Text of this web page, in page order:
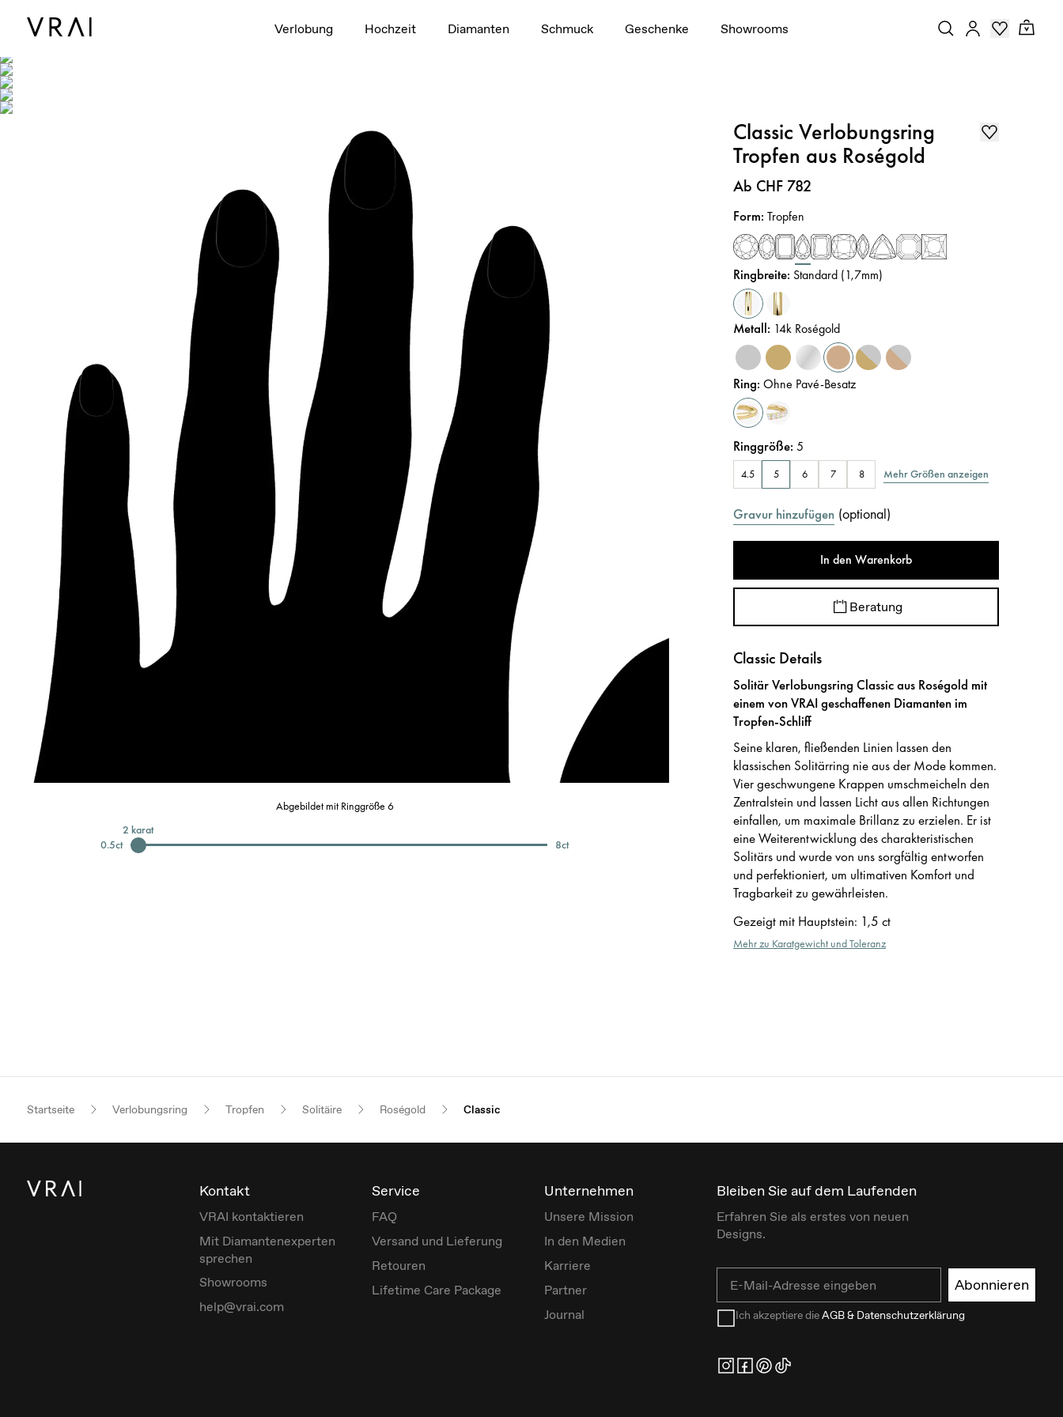
Verlobung Hochzeit Diamanten Schmuck Geschenke Showrooms
Abgebildet mit Ringgröße 6
0.5ct
2 karat
8ct
Classic Verlobungsring
Tropfen aus Roségold
Preis:
Ab CHF 782
Form:Tropfen
Ringbreite: Standard (1,7mm)
Metall: 14k Roségold
Ring:Ohne Pavé-Besatz
Ringgröße:5
4.5 5 6 7 8 Mehr Größen anzeigen
Gravur hinzufügen (optional)
In den Warenkorb
Beratung
Classic Details
Solitär Verlobungsring Classic aus Roségold mit
einem von VRAI geschaffenen Diamanten im
Tropfen-Schliff
Seine klaren, fließenden Linien lassen den
klassischen Solitärring nie aus der Mode kommen.
Vier geschwungene Krappen umschmeicheln den
Zentralstein und lassen Licht aus allen Richtungen
einfallen, um maximale Brillanz zu erzielen. Er ist
eine Weiterentwicklung des charakteristischen
Solitärs und wurde von uns sorgfältig entworfen
und perfektioniert, um ultimativen Komfort und
Tragbarkeit zu gewährleisten.
Gezeigt mit Hauptstein: 1,5 ct
Mehr zu Karatgewicht und Toleranz
Startseite Verlobungsring Tropfen Solitäire Roségold Classic
Kontakt
VRAI kontaktieren
Mit Diamantenexperten
sprechen
Showrooms
help@vrai.com
Service
FAQ
Versand und Lieferung
Retouren
Lifetime Care Package
Unternehmen
Unsere Mission
In den Medien
Karriere
Partner
Journal
Bleiben Sie auf dem Laufenden
Erfahren Sie als erstes von neuen
Designs.
Abonnieren
Ich akzeptiere dieAGB & Datenschutzerklärung